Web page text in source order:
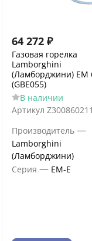
64 272 ₽
Газовая горелка
Lamborghini
(Ламборджини) EM
(GBE055)
В наличии
Артикул Z300860211
Производитель —
Lamborghini
(Ламборджини)
Серия — EM-E